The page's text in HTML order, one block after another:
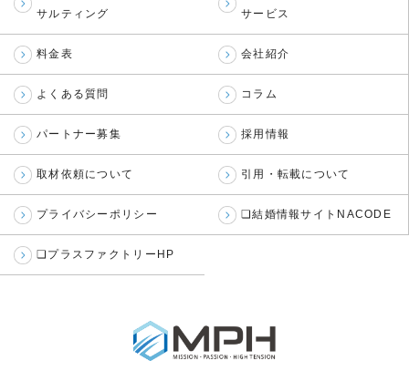
サルティング
サービス
料金表 会社紹介
よくある質問 コラム
パートナー募集 採用情報
取材依頼について 引用・転載について
プライバシーポリシー ❏結婚情報サイトNACODE
❏プラスファクトリーHP